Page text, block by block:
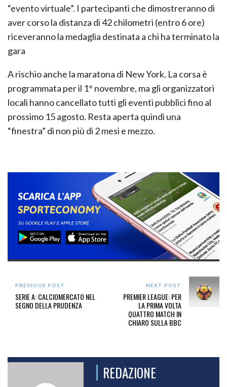
“evento virtuale”. I partecipanti che dimostreranno di
aver corso la distanza di 42 chilometri (entro 6 ore)
riceveranno la medaglia destinata a chi ha terminato la
gara
A rischio anche la maratona di New York. La corsa è
programmata per il 1° novembre, ma gli organizzatori
locali hanno cancellato tutti gli eventi pubblici fino al
prossimo 15 agosto. Resta aperta quindi una
“finestra” di non più di 2 mesi e mezzo.
PREVIOUS POST
SERIE A: CALCIOMERCATO NEL
SEGNO DELLA PRUDENZA
NEXT POST
PREMIER LEAGUE: PER
LA PRIMA VOLTA
QUATTRO MATCH IN
CHIARO SULLA BBC
REDAZIONE